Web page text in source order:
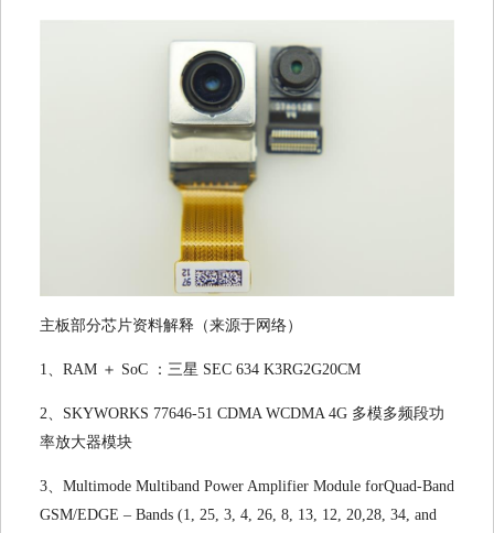
主板部分芯片资料解释（来源于网络）
1、RAM ＋ SoC ：三星 SEC 634 K3RG2G20CM
2、SKYWORKS 77646-51 CDMA WCDMA 4G 多模多频段功
率放大器模块
3、Multimode Multiband Power Amplifier Module forQuad-Band
GSM/EDGE – Bands (1, 25, 3, 4, 26, 8, 13, 12, 20,28, 34, and